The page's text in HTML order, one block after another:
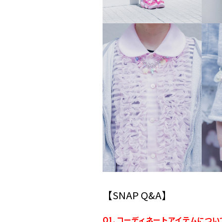
【SNAP Q&A】
Q1. コーディネートアイテムについ